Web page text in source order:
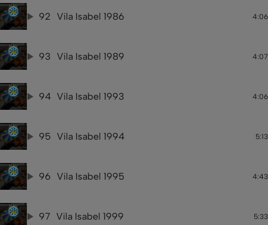
92 Vila Isabel 1986 4:06
93 Vila Isabel 1989 4:07
94 Vila Isabel 1993 4:06
95 Vila Isabel 1994 5:13
96 Vila Isabel 1995 4:43
97 Vila Isabel 1999 5:33